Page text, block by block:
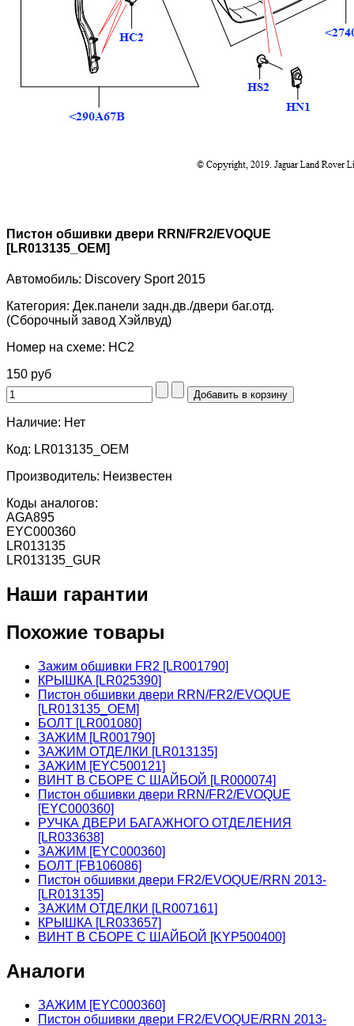
Пистон обшивки двери RRN/FR2/EVOQUE
[LR013135_OEM]
Автомобиль: Discovery Sport 2015
Категория: Дек.панели задн.дв./двери баг.отд.
(Сборочный завод Хэйлвуд)
Номер на схеме: HC2
150 руб
Наличие: Нет
Код: LR013135_OEM
Производитель: Неизвестен
Коды аналогов:
AGA895
EYC000360
LR013135
LR013135_GUR
Наши гарантии
Похожие товары
Зажим обшивки FR2 [LR001790]
КРЫШКА [LR025390]
Пистон обшивки двери RRN/FR2/EVOQUE
[LR013135_OEM]
БОЛТ [LR001080]
ЗАЖИМ [LR001790]
ЗАЖИМ ОТДЕЛКИ [LR013135]
ЗАЖИМ [EYC500121]
ВИНТ В СБОРЕ С ШАЙБОЙ [LR000074]
Пистон обшивки двери RRN/FR2/EVOQUE
[EYC000360]
РУЧКА ДВЕРИ БАГАЖНОГО ОТДЕЛЕНИЯ
[LR033638]
ЗАЖИМ [EYC000360]
БОЛТ [FB106086]
Пистон обшивки двери FR2/EVOQUE/RRN 2013-
[LR013135]
ЗАЖИМ ОТДЕЛКИ [LR007161]
КРЫШКА [LR033657]
ВИНТ В СБОРЕ С ШАЙБОЙ [KYP500400]
Аналоги
ЗАЖИМ [EYC000360]
Пистон обшивки двери FR2/EVOQUE/RRN 2013-